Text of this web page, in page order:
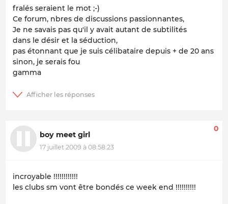
fralés seraient le mot ;-)
Ce forum, nbres de discussions passionnantes,
Je ne savais pas qu'il y avait autant de subtilités
dans le désir et la séduction,
pas étonnant que je suis célibataire depuis + de 20 ans
sinon, je serais fou
gamma
boy meet girl
17 juillet 2009 à 08:58:23
0
incroyable !!!!!!!!!!!!
les clubs sm vont être bondés ce week end !!!!!!!!!!